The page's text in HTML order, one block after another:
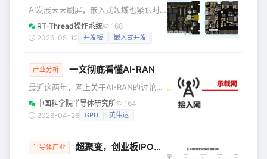
培训硬件平台：富瀚微电子FH8626V300L——面向智
AI发展天天刷屏，嵌入式领域也紧跟时
代。RT-Thread已经陆续推出Titan
Board 和 Edgi Talk两款硬核开发板，备
赛——让你零成本跑通一个AIoT项目，
还能赢个奖金。立即报名→报名RT-
Thread AIoT大赛 AIoT 01 硬核平台任
选，完赛免费赠送 | 硬件平台
RT-Thread操作系统
168
2026-05-12
开发板 嵌入式开发
产业分析 一文彻底看懂AI-RAN
最近这两年，网上关于AI-RAN的讨论很
多。 有人认为，AI-RAN是大势所向，代
表了通信架构的未来演进方向。 也有人
到底什么是AI-RAN？它背后的技术逻辑
中国科学院半导体研究所
164
2026-04-26
GPU 英伟达
半导体产业 超聚变，创业板IPO获受理